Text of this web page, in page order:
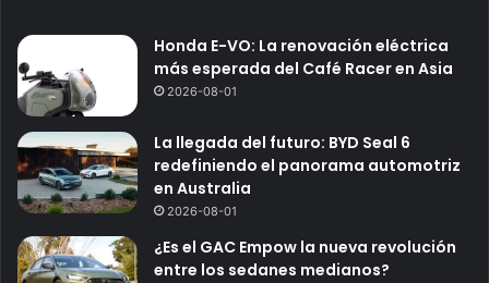
Honda E-VO: La renovación eléctrica
más esperada del Café Racer en Asia
2026-08-01
La llegada del futuro: BYD Seal 6
redefiniendo el panorama automotriz
en Australia
2026-08-01
¿Es el GAC Empow la nueva revolución
entre los sedanes medianos?